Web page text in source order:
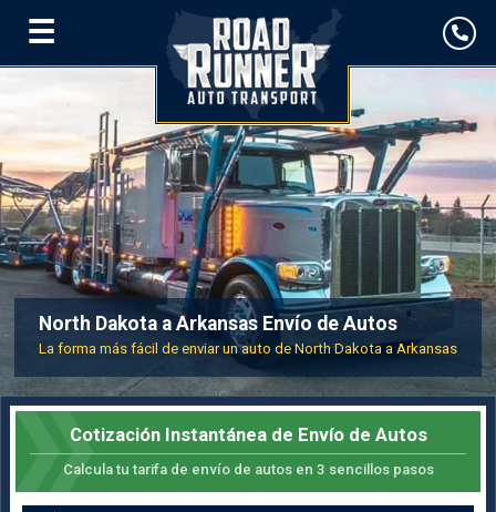
☰
North Dakota a Arkansas Envío de Autos
La forma más fácil de enviar un auto de North Dakota a Arkansas
Cotización Instantánea de Envío de Autos
Calcula tu tarifa de envío de autos en 3 sencillos pasos